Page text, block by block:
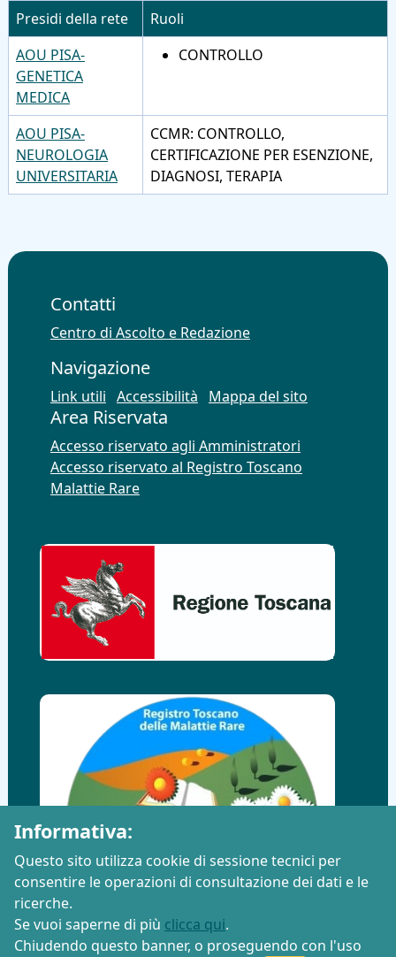
Presidi della rete
Ruoli
AOU PISA-
GENETICA
MEDICA
CONTROLLO
AOU PISA-
NEUROLOGIA
UNIVERSITARIA
CCMR: CONTROLLO,
CERTIFICAZIONE PER ESENZIONE,
DIAGNOSI, TERAPIA
Contatti
Centro di Ascolto e Redazione
Navigazione
Link utili Accessibilità Mappa del sito
Area Riservata
Accesso riservato agli Amministratori
Accesso riservato al Registro Toscano
Malattie Rare
Informativa:
Questo sito utilizza cookie di sessione tecnici per
consentire le operazioni di consultazione dei dati e le
ricerche.
Se vuoi saperne di più clicca qui.
Chiudendo questo banner, o proseguendo con l'uso